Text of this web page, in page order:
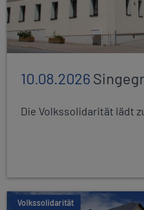
10.08.2026
Die Volkssolidarität lädt
Volkssolidarität